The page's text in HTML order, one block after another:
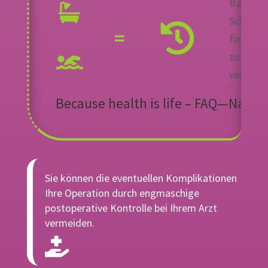
für
zu
Because health is life –
Sie können die eventuellen Komplikationen
Ihre Operation durch engmaschige
postoperative Kontrolle bei Ihrem Arzt
vermeiden.